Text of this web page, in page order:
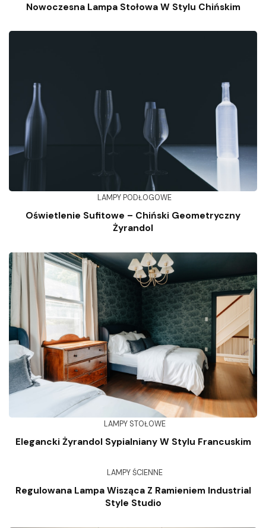
Nowoczesna Lampa Stołowa W Stylu Chińskim
LAMPY PODŁOGOWE
Oświetlenie Sufitowe – Chiński Geometryczny
Żyrandol
LAMPY STOŁOWE
Elegancki Żyrandol Sypialniany W Stylu Francuskim
LAMPY ŚCIENNE
Regulowana Lampa Wisząca Z Ramieniem Industrial
Style Studio